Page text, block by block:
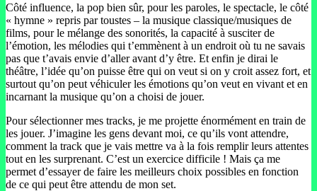
Côté influence, la pop bien sûr, pour les paroles, le spectacle, le côté
« hymne » repris par toustes – la musique classique/musiques de
films, pour le mélange des sonorités, la capacité à susciter de
l’émotion, les mélodies qui t’emmènent à un endroit où tu ne savais
pas que t’avais envie d’aller avant d’y être. Et enfin je dirai le
théâtre, l’idée qu’on puisse être qui on veut si on y croit assez fort, et
surtout qu’on peut véhiculer les émotions qu’on veut en vivant et en
incarnant la musique qu’on a choisi de jouer.
Pour sélectionner mes tracks, je me projette énormément en train de
les jouer. J’imagine les gens devant moi, ce qu’ils vont attendre,
comment la track que je vais mettre va à la fois remplir leurs attentes
tout en les surprenant. C’est un exercice difficile ! Mais ça me
permet d’essayer de faire les meilleurs choix possibles en fonction
de ce qui peut être attendu de mon set.